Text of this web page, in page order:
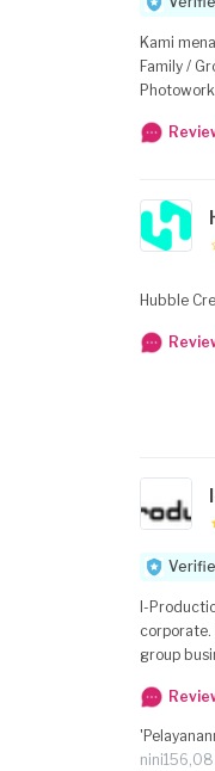
Kami
Family /
Hubble
I-
corporate.
group
nini156,08